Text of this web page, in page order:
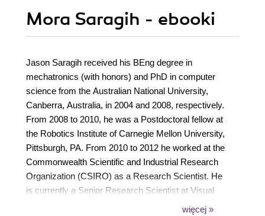
Mora Saragih - ebooki
Jason Saragih received his BEng degree in
mechatronics (with honors) and PhD in computer
science from the Australian National University,
Canberra, Australia, in 2004 and 2008, respectively.
From 2008 to 2010, he was a Postdoctoral fellow at
the Robotics Institute of Carnegie Mellon University,
Pittsburgh, PA. From 2010 to 2012 he worked at the
Commonwealth Scientific and Industrial Research
Organization (CSIRO) as a Research Scientist. He
is currently a Senior Research Scientist at Visual
Features, an Australian tech start-up company. Dr.
więcej »